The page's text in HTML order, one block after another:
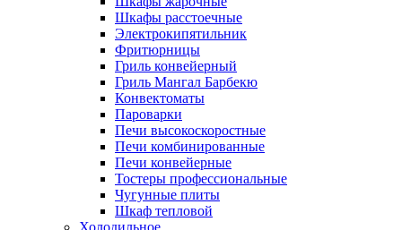
Шкафы расстоечные
Электрокипятильник
Фритюрницы
Гриль конвейерный
Гриль Мангал Барбекю
Конвектоматы
Пароварки
Печи высокоскоростные
Печи комбинированные
Печи конвейерные
Тостеры профессиональные
Чугунные плиты
Шкаф тепловой
Холодильное